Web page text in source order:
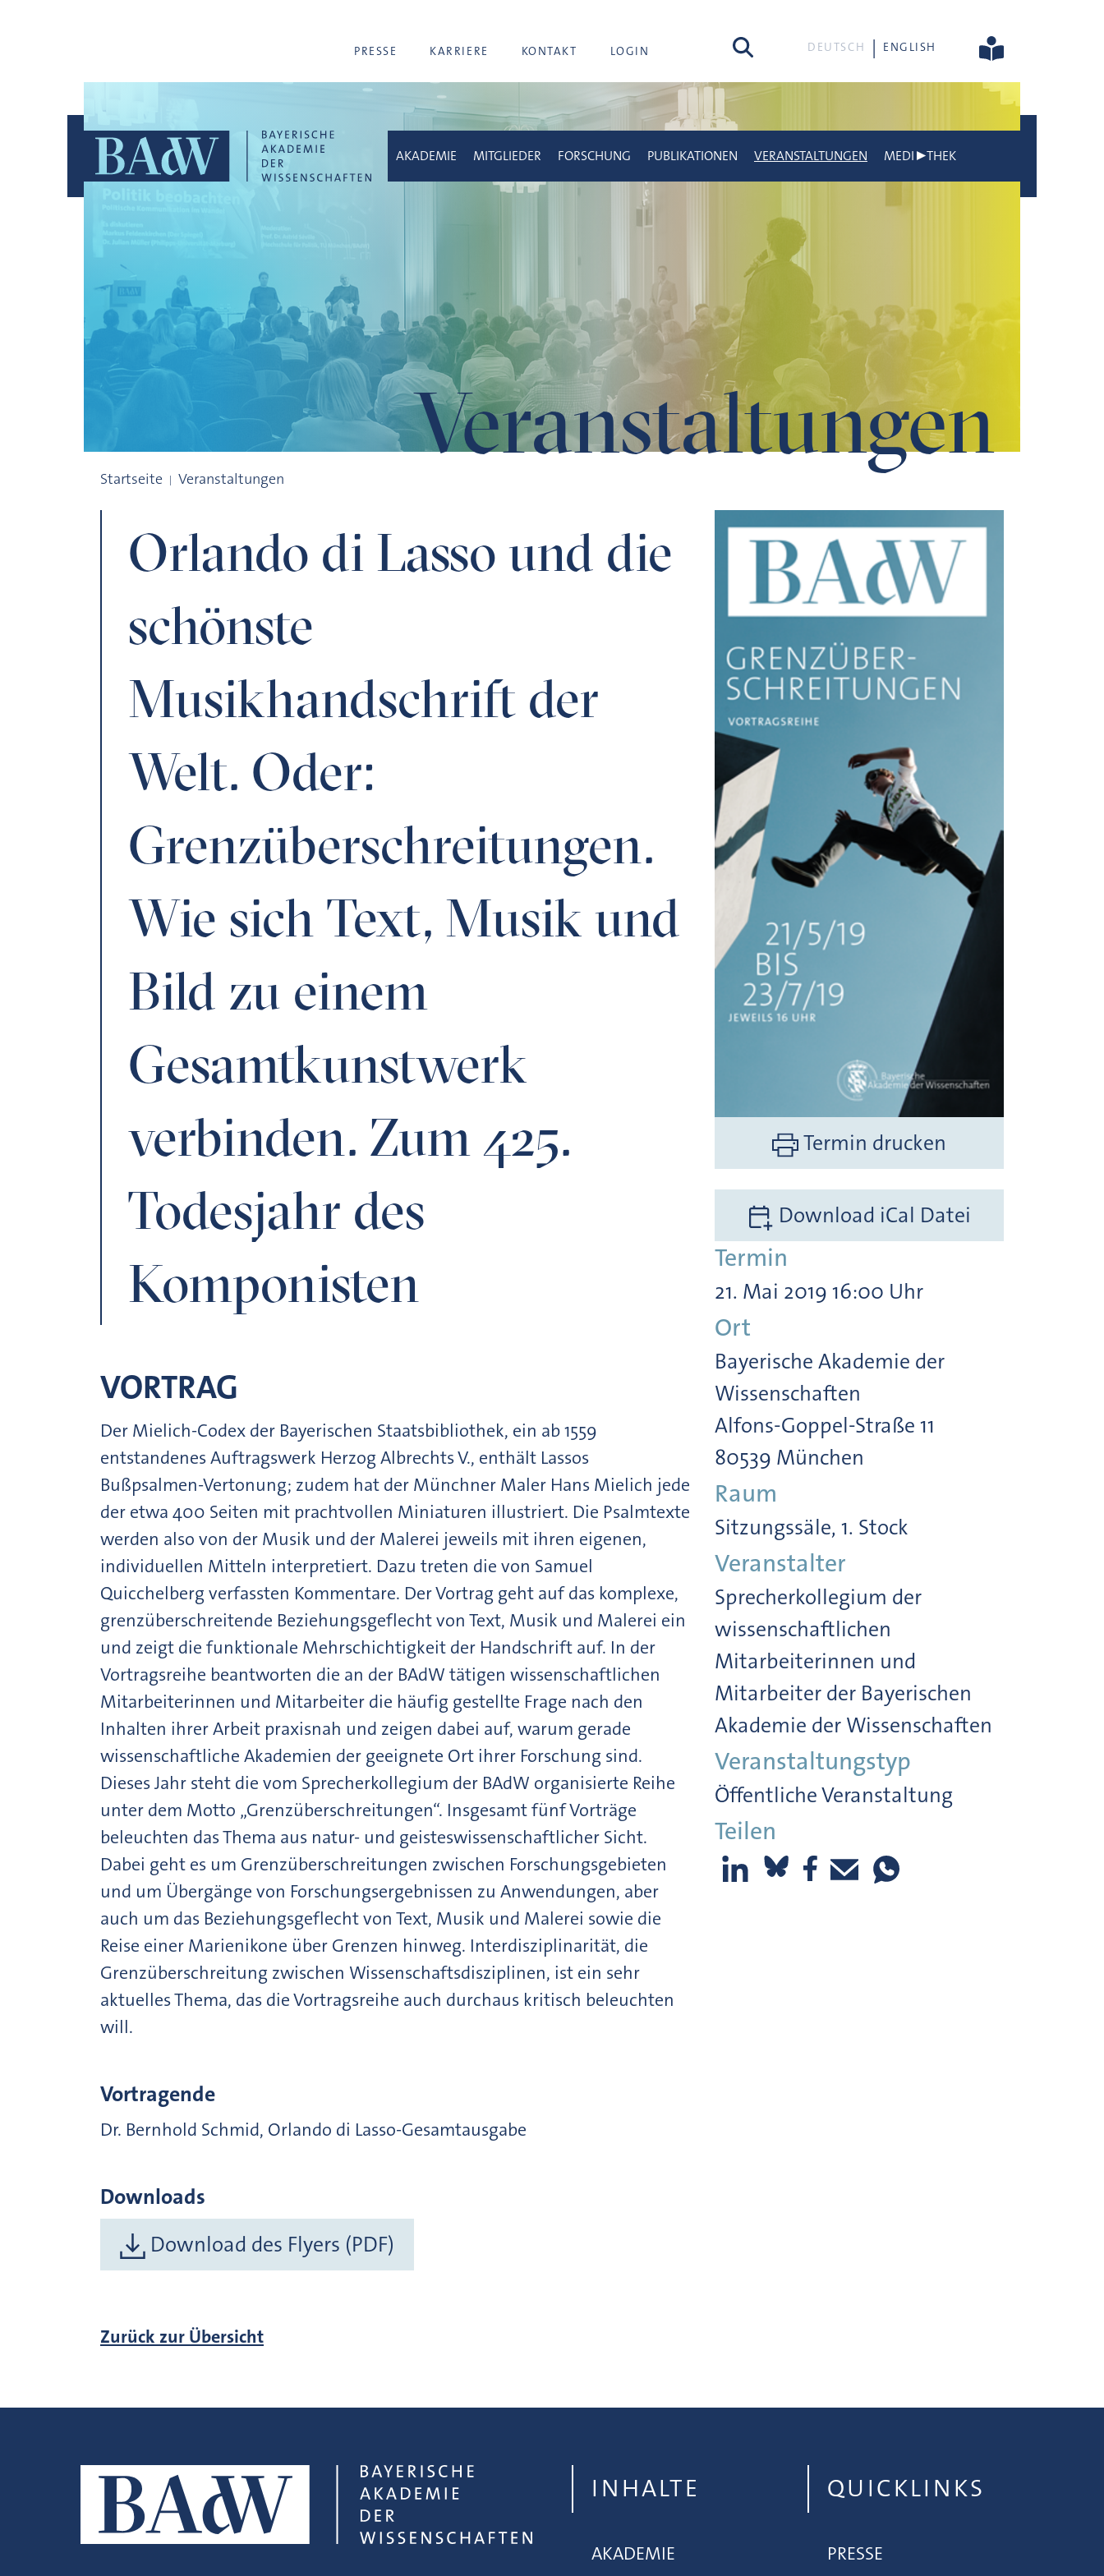
PRESSE KARRIERE KONTAKT LOGIN Suche DEUTSCH ENGLISH
Veranstaltungen
AKADEMIE MITGLIEDER FORSCHUNG PUBLIKATIONEN VERANSTALTUNGEN MEDI▶THEK
Startseite Veranstaltungen
Orlando di Lasso und die schönste Musikhandschrift der Welt. Oder: Grenzüberschreitungen. Wie sich Text, Musik und Bild zu einem Gesamtkunstwerk
Orlando di Lasso und die
schönste
Musikhandschrift der
Welt. Oder:
Grenzüberschreitungen.
Wie sich Text, Musik und
Bild zu einem
Gesamtkunstwerk
verbinden. Zum 425.
Todesjahr des
Komponisten
VORTRAG
Der Mielich-Codex der Bayerischen Staatsbibliothek, ein ab 1559
entstandenes Auftragswerk Herzog Albrechts V., enthält Lassos
Bußpsalmen-Vertonung; zudem hat der Münchner Maler Hans Mielich jede
der etwa 400 Seiten mit prachtvollen Miniaturen illustriert. Die Psalmtexte
werden also von der Musik und der Malerei jeweils mit ihren eigenen,
individuellen Mitteln interpretiert. Dazu treten die von Samuel
Quicchelberg verfassten Kommentare. Der Vortrag geht auf das komplexe,
grenzüberschreitende Beziehungsgeflecht von Text, Musik und Malerei ein
und zeigt die funktionale Mehrschichtigkeit der Handschrift auf. In der
Vortragsreihe beantworten die an der BAdW tätigen wissenschaftlichen
Mitarbeiterinnen und Mitarbeiter die häufig gestellte Frage nach den
Inhalten ihrer Arbeit praxisnah und zeigen dabei auf, warum gerade
wissenschaftliche Akademien der geeignete Ort ihrer Forschung sind.
Dieses Jahr steht die vom Sprecherkollegium der BAdW organisierte Reihe
unter dem Motto „Grenzüberschreitungen“. Insgesamt fünf Vorträge
beleuchten das Thema aus natur- und geisteswissenschaftlicher Sicht.
Dabei geht es um Grenzüberschreitungen zwischen Forschungsgebieten
und um Übergänge von Forschungsergebnissen zu Anwendungen, aber
auch um das Beziehungsgeflecht von Text, Musik und Malerei sowie die
Reise einer Marienikone über Grenzen hinweg. Interdisziplinarität, die
Grenzüberschreitung zwischen Wissenschaftsdisziplinen, ist ein sehr
aktuelles Thema, das die Vortragsreihe auch durchaus kritisch beleuchten
will.
Vortragende
Dr. Bernhold Schmid, Orlando di Lasso-Gesamtausgabe
Downloads
Download des Flyers (PDF)
Termin drucken
Download iCal Datei
Termin
21. Mai 2019 16:00 Uhr
Ort
Bayerische Akademie der
Wissenschaften
Alfons-Goppel-Straße 11
80539 München
Raum
Sitzungssäle, 1. Stock
Veranstalter
Sprecherkollegium der
wissenschaftlichen
Mitarbeiterinnen und
Mitarbeiter der Bayerischen
Akademie der Wissenschaften
Veranstaltungstyp
Öffentliche Veranstaltung
Teilen
Zurück zur Übersicht
INHALTE
AKADEMIE
QUICKLINKS
PRESSE